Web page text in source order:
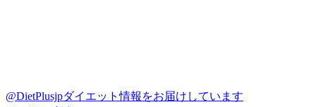
@DietPlusjpダイエット情報をお届けしています